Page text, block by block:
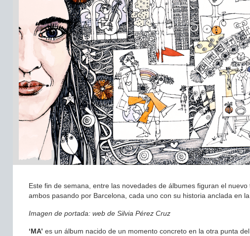
Este fin de semana, entre las novedades de álbumes figuran el
ambos pasando por Barcelona, cada uno con su historia anclada en
Imagen de portada: web de Silvia Pérez Cruz
‘MA’ es un álbum nacido de un momento concreto en la otra punta